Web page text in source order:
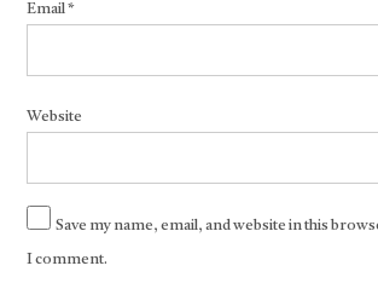
Email*
Website
Save my name, email, and website in this
I comment.